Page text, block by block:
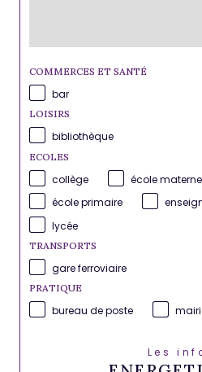
COMMERCES ET SANTÉ
bar
LOISIRS
bibliothèque
ECOLES
collège
école
école primaire
lycée
TRANSPORTS
gare ferroviaire
PRATIQUE
bureau de poste
Les